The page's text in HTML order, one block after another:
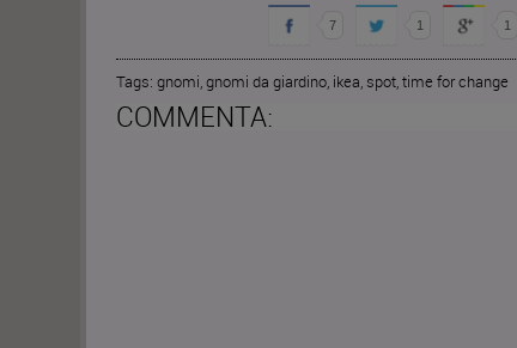
7 1 1
Tags: gnomi,gnomi da giardino, ikea, spot,time for change
COMMENTA: